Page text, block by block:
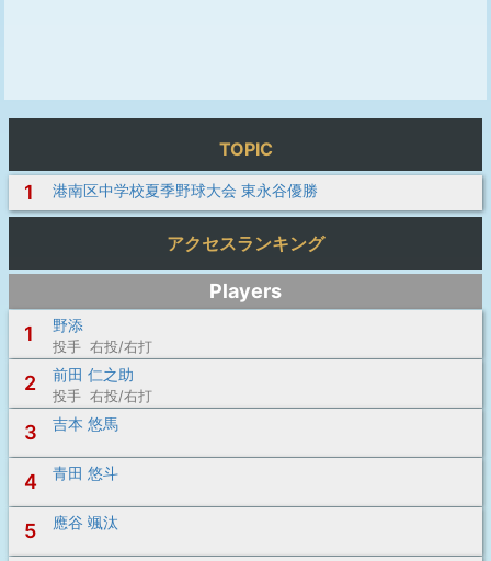
TOPIC
1 港南区中学校夏季野球大会 東永谷優勝
アクセスランキング
Players
1
野添
投手 右投/右打
2 前田 仁之助
投手 右投/右打
3 吉本 悠馬
4 青田 悠斗
5 應谷 颯汰